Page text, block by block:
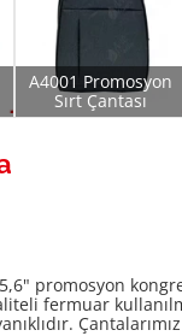
A4001 Promosyon
Sırt Çantası
promosyon
fermuar